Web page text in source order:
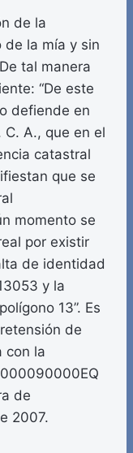
de la
de la mía y sin
tal manera
“De este
defiende en
A., que en el
catastral
que se
momento se
por existir
de identidad
y la
13”. Es
de
con la
de
2007.